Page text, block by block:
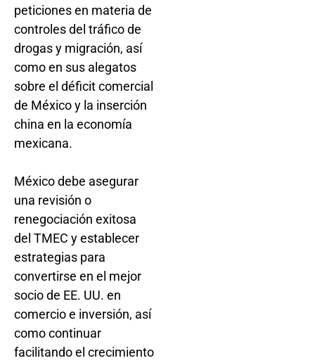
peticiones en materia de
controles del tráfico de
drogas y migración, así
como en sus alegatos
sobre el déficit comercial
de México y la inserción
china en la economía
mexicana.
México debe asegurar
una revisión o
renegociación exitosa
del TMEC y establecer
estrategias para
convertirse en el mejor
socio de EE. UU. en
comercio e inversión, así
como continuar
facilitando el crecimiento